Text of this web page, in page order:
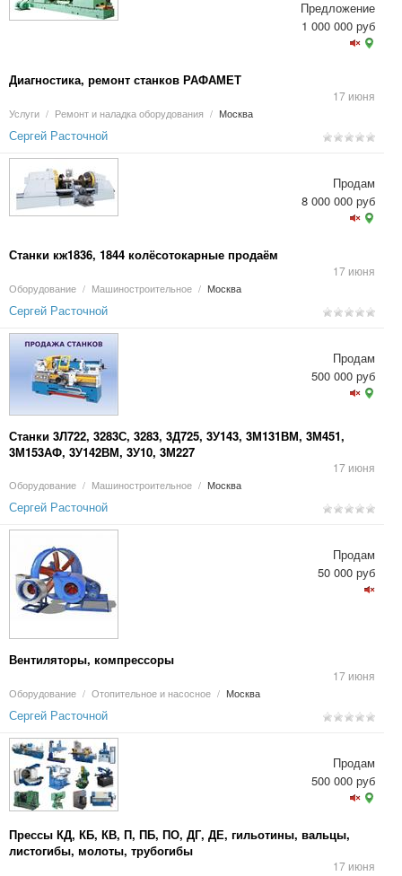
Диагностика, ремонт станков РАФАМЕТ
17 июня
Услуги / Ремонт и наладка оборудования / Москва
Предложение
1 000 000 руб
Сергей Расточной
Станки кж1836, 1844 колёсотокарные продаём
17 июня
Оборудование / Машиностроительное / Москва
Продам
8 000 000 руб
Сергей Расточной
Станки 3Л722, 3283С, 3283, 3Д725, 3У143, 3М131ВМ, 3М451,
3М153АФ, 3У142ВМ, 3У10, 3М227
17 июня
Оборудование / Машиностроительное / Москва
Продам
500 000 руб
Сергей Расточной
Вентиляторы, компрессоры
17 июня
Оборудование / Отопительное и насосное / Москва
Продам
50 000 руб
Сергей Расточной
Прессы КД, КБ, КВ, П, ПБ, ПО, ДГ, ДЕ, гильотины, вальцы,
листогибы, молоты, трубогибы
17 июня
Продам
500 000 руб